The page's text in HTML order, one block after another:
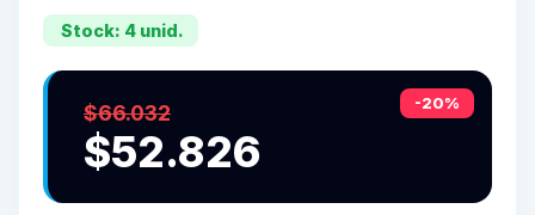
Stock: 4 unid.
-20%
$66.032
$52.826